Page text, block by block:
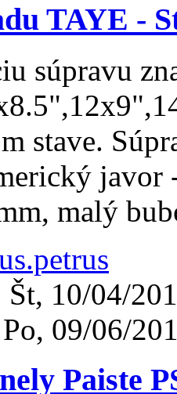
TAYE -
súpravu
stave.
javor
malý
10/04/
09/06/
Paiste